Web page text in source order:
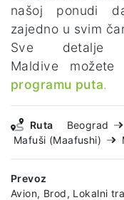
našoj ponudi
zajedno u svim
Sve detalje
Maldive
programu puta.
Ruta Beograd
Mafuši (Maafushi)
Prevoz
Avion, Brod, Lokalni